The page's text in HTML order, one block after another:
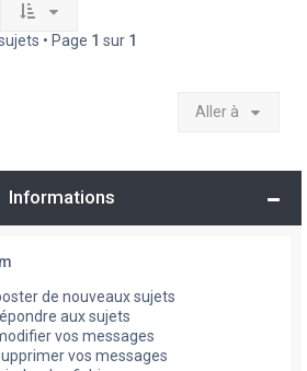
• Page 1 sur 1
Aller à
Informations
de nouveaux sujets
aux sujets
vos messages
vos messages